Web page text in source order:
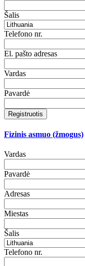
Šalis
Telefono nr.
El. pašto adresas
Vardas
Pavardė
Registruotis
Fizinis asmuo (žmogus)
Vardas
Pavardė
Adresas
Miestas
Šalis
Telefono nr.